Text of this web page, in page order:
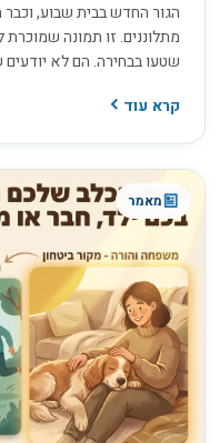
הגור החדש בבית שבוע,
מתלוננים. זו תמונה
שטעו בבחירה. הם לא יודעים
הן ששביעות רצון ארוכת
קרא עוד
מאמר